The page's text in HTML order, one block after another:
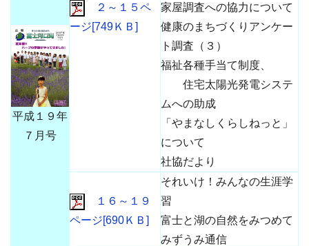
平成１９年
７月号
２～１５ペ
ージ[749ＫＢ]
家屋調査への協力について
健康のまちづくりアンケー
ト調査（３）
福祉各種手当て制度、
住宅太陽光発電システ
ムへの助成
「やまなしくらしねっと」
について
社協だより
１６～１９
ページ[690ＫＢ]
それいけ！みんなの生涯学
習
富士と湖の自然をみつめて
みずうみ通信